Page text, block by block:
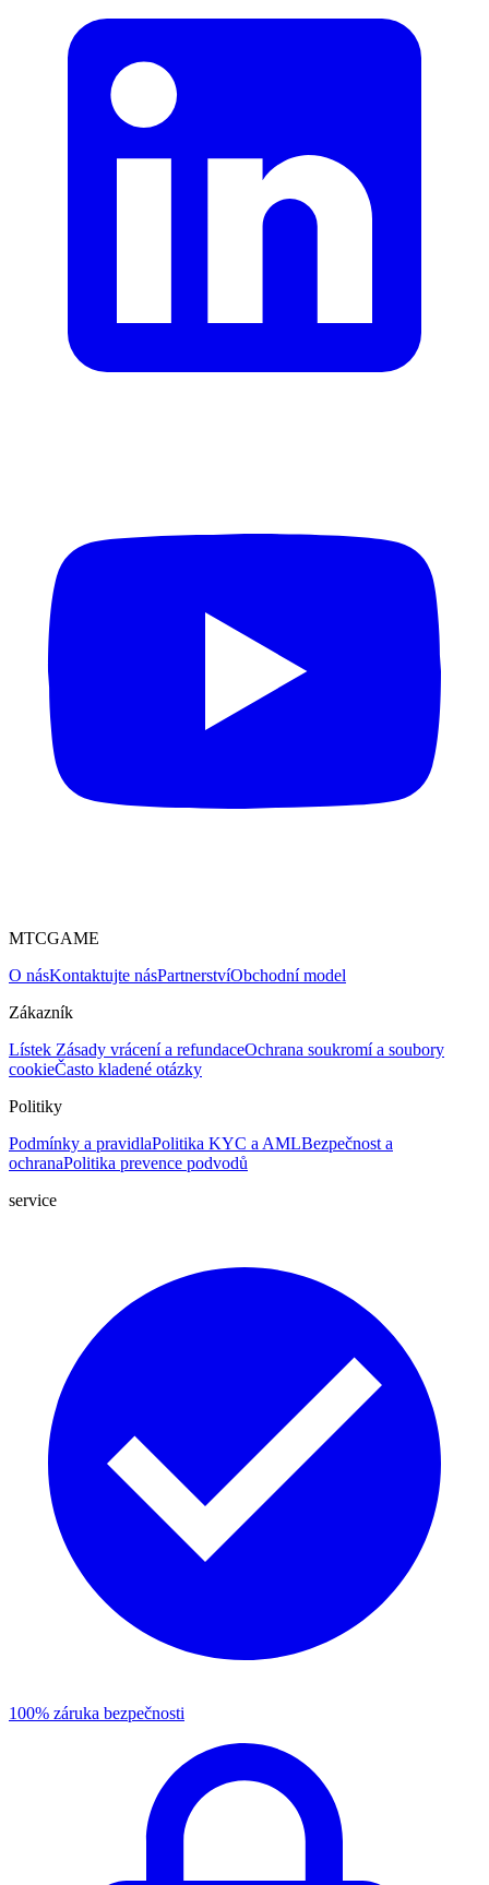
MTCGAME
O násKontaktujte násPartnerstvíObchodní model
Zákazník
Lístek Zásady vrácení a refundaceOchrana soukromí a soubory
cookieČasto kladené otázky
Politiky
Podmínky a pravidlaPolitika KYC a AMLBezpečnost a
ochranaPolitika prevence podvodů
service
100% záruka bezpečnosti